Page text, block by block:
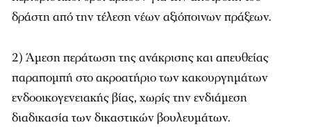
δράστη από την τέλεση νέων αξιόποινων πράξεων.
2) Άμεση περάτωση της ανάκρισης και απευθείας
παραπομπή στο ακροατήριο των κακουργημάτων
ενδοοικογενειακής βίας, χωρίς την ενδιάμεση
διαδικασία των δικαστικών βουλευμάτων.